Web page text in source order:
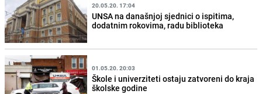
20.05.20. 17:04
UNSA na današnjoj sjednici o ispitima,
dodatnim rokovima, radu biblioteka
01.05.20. 20:03
Škole i univerziteti ostaju zatvoreni do kraja
školske godine